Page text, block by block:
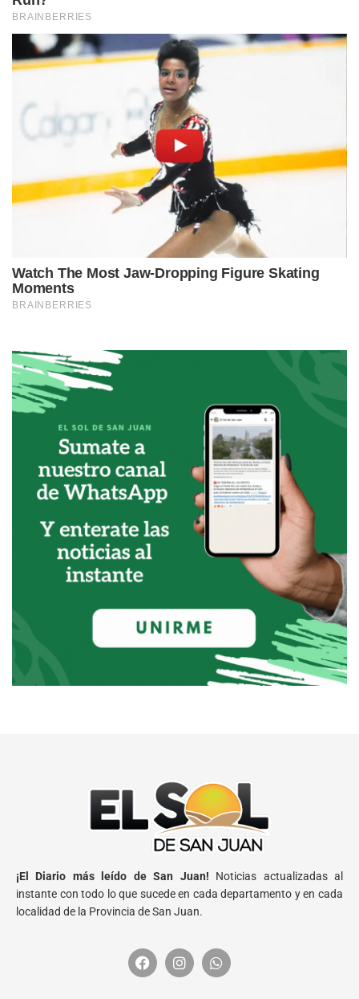
¡El Diario más leído de San Juan! Noticias actualizadas al
instante con todo lo que sucede en cada departamento y en cada
localidad de la Provincia de San Juan.